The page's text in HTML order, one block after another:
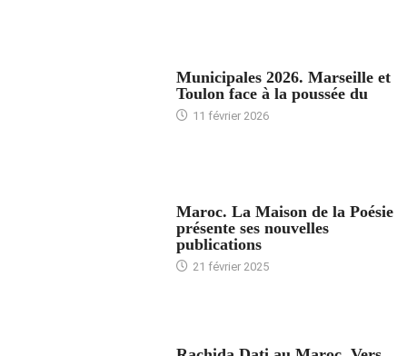
Municipales 2026. Marseille et
Toulon face à la poussée du
11 février 2026
Maroc. La Maison de la Poésie
présente ses nouvelles
publications
21 février 2025